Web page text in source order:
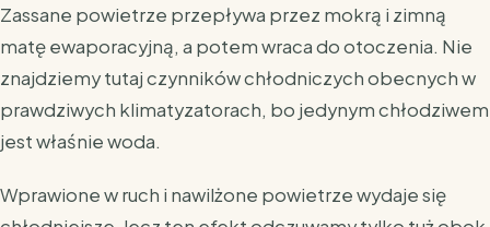
Zassane powietrze przepływa przez mokrą i zimną
matę ewaporacyjną, a potem wraca do otoczenia. Nie
znajdziemy tutaj czynników chłodniczych obecnych w
prawdziwych klimatyzatorach, bo jedynym chłodziwem
jest właśnie woda.
Wprawione w ruch i nawilżone powietrze wydaje się